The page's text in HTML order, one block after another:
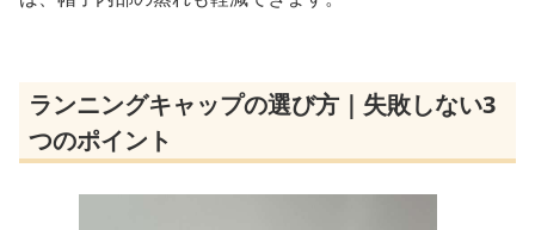
ランニングキャップの選び方｜失敗しない3
つのポイント